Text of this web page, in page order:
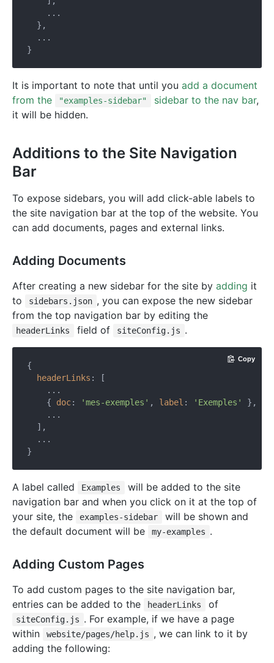
    ...
  },
  ...
It is important to note that until you add a document
from the
"examples-sidebar" sidebar to the nav bar,
it will be hidden.
Additions to the Site Navigation
Bar
To expose sidebars, you will add click-able labels to
the site navigation bar at the top of the website. You
can add documents, pages and external links.
Adding Documents
After creating a new sidebar for the site by adding it
to
sidebars.json , you can expose the new sidebar
from the top navigation bar by editing the
headerLinks field of siteConfig.js .
{
headerLinks : [
    ...
    {
doc: 'mes-exemples' , label : 'Exemples'
},
    ...
  ],
  ...
Copy
A label called Examples
will be added to the site
navigation bar and when you click on it at the top of
your site, the
examples-sidebar
will be shown and
the default document will be
my-examples .
Adding Custom Pages
To add custom pages to the site navigation bar,
entries can be added to the
headerLinks of
siteConfig.js . For example, if we have a page
within
website/pages/help.js , we can link to it by
adding the following: